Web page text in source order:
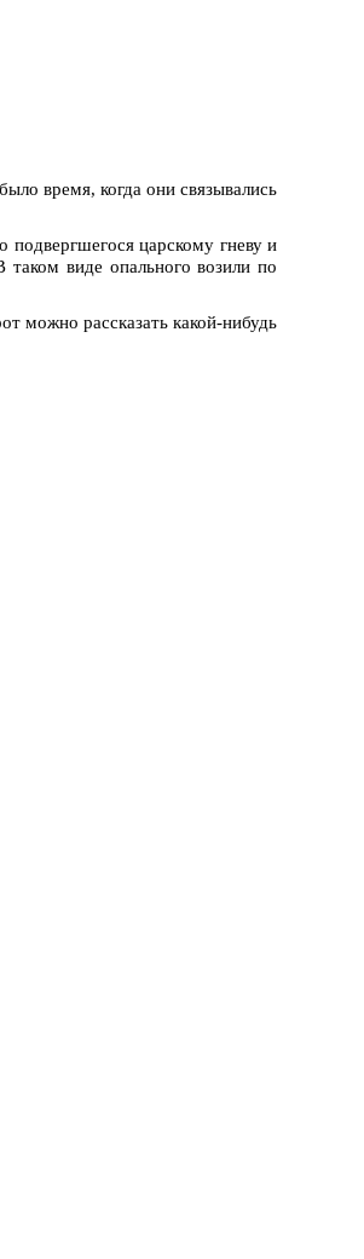
время, когда они связывались
царскому гневу и
виде опального возили по
можно рассказать какой-нибудь